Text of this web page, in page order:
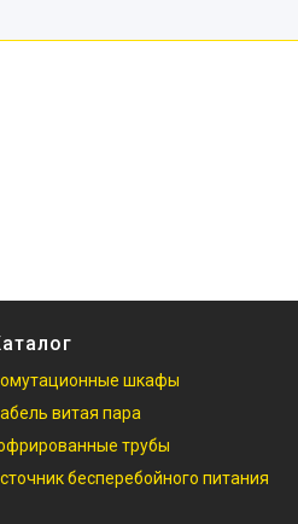
шкафы
витая пара
трубы
бесперебойного питания